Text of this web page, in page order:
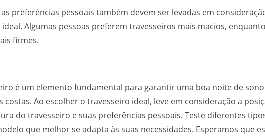
preferências pessoais também devem ser levadas em
Algumas pessoas preferem travesseiros mais macios, enquanto
firmes.
é um elemento fundamental para garantir uma boa noite de
Ao escolher o travesseiro ideal, leve em consideração a
do travesseiro e suas preferências pessoais. Teste diferentes
que melhor se adapta às suas necessidades. Esperamos que